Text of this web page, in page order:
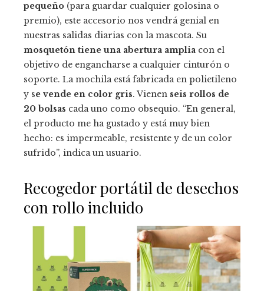
pequeño (para guardar cualquier golosina o
premio), este accesorio nos vendrá genial en
nuestras salidas diarias con la mascota. Su
mosquetón tiene una abertura amplia con el
objetivo de engancharse a cualquier cinturón o
soporte. La mochila está fabricada en polietileno
y se vende en color gris. Vienen seis rollos de
20 bolsas cada uno como obsequio. “En general,
el producto me ha gustado y está muy bien
hecho: es impermeable, resistente y de un color
sufrido”, indica un usuario.
Recogedor portátil de desechos
con rollo incluido